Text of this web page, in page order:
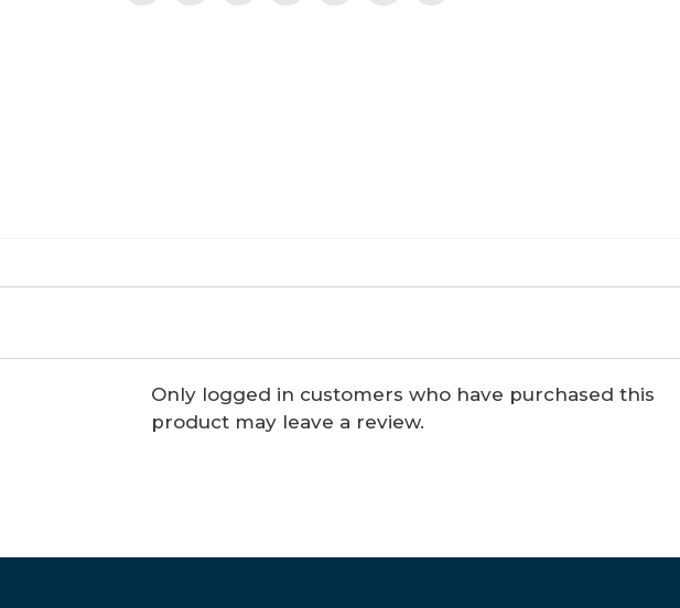
Only logged in customers who have purchased this
product may leave a review.